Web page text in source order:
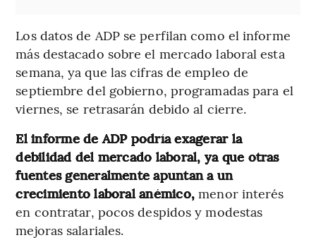
Los datos de ADP se perfilan como el informe
más destacado sobre el mercado laboral esta
semana, ya que las cifras de empleo de
septiembre del gobierno, programadas para el
viernes, se retrasarán debido al cierre.
El informe de ADP podría exagerar la
debilidad del mercado laboral, ya que otras
fuentes generalmente apuntan a un
crecimiento laboral anémico, menor interés
en contratar, pocos despidos y modestas
mejoras salariales.